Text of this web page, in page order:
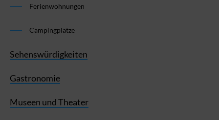
Ferienwohnungen
Campingplätze
Sehenswürdigkeiten
Gastronomie
Museen und Theater